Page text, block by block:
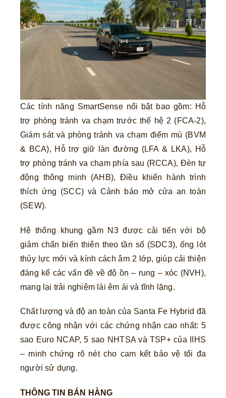
Các tính năng SmartSense nổi bật bao gồm: Hỗ
trợ phòng tránh va chạm trước thế hệ 2 (FCA-2),
Giám sát và phòng tránh va chạm điểm mù (BVM
& BCA), Hỗ trợ giữ làn đường (LFA & LKA), Hỗ
trợ phòng tránh va chạm phía sau (RCCA), Đèn tự
động thông minh (AHB), Điều khiển hành trình
thích ứng (SCC) và Cảnh báo mở cửa an toàn
(SEW).
Hệ thống khung gầm N3 được cải tiến với bộ
giảm chấn biến thiên theo tần số (SDC3), ống lót
thủy lực mới và kính cách âm 2 lớp, giúp cải thiện
đáng kể các vấn đề về độ ồn – rung – xóc (NVH),
mang lại trải nghiệm lái êm ái và tĩnh lặng.
Chất lượng và độ an toàn của Santa Fe Hybrid đã
được công nhận với các chứng nhận cao nhất: 5
sao Euro NCAP, 5 sao NHTSA và TSP+ của IIHS
– minh chứng rõ nét cho cam kết bảo vệ tối đa
người sử dụng.
THÔNG TIN BÁN HÀNG